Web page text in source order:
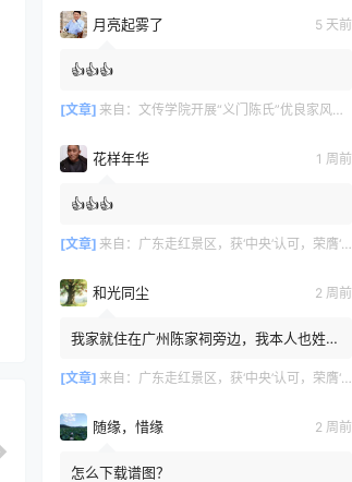
月亮起雾了 5 天前
👍👍👍
[文章] 来自： 文传学院开展“义门陈氏”优良家风研学活动
花样年华 1 周前
👍👍👍
[文章] 来自： 广东走红景区，获‘中央’认可，荣膺‘广州文化名片
和光同尘 2 周前
我家就住在广州陈家祠旁边，我本人也姓
道自己是否也来自义门陈氏。
[文章] 来自： 广东走红景区，获‘中央’认可，荣膺‘广州文化名片
随缘，惜缘 2 周前
怎么下载谱图？